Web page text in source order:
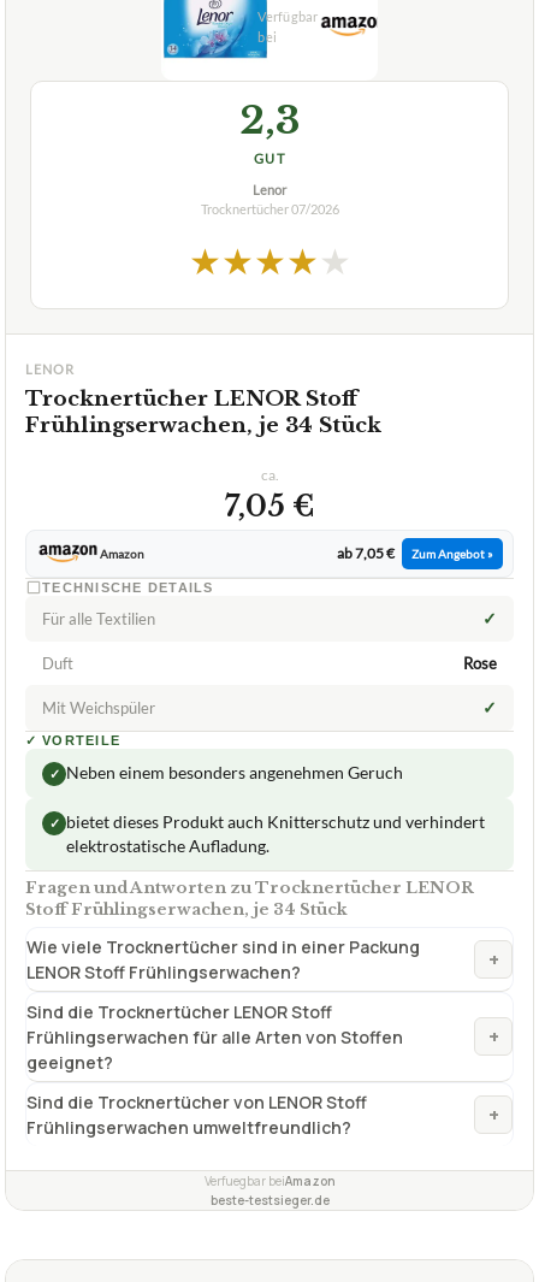
2,3
GUT
Lenor
Trocknertücher07/2026
★★★★★
LENOR
Trocknertücher LENOR Stoff
Frühlingserwachen, je 34 Stück
ca.
7,05 €
Amazon ab 7,05 € Zum Angebot »
TECHNISCHE DETAILS
Für alle Textilien ✓
Duft Rose
Mit Weichspüler ✓
✓ VORTEILE
✓ Neben einem besonders angenehmen Geruch
✓ bietet dieses Produkt auch Knitterschutz und verhindert
elektrostatische Aufladung.
Fragen und Antworten zu Trocknertücher LENOR
Stoff Frühlingserwachen, je 34 Stück
Wie viele Trocknertücher sind in einer Packung
LENOR Stoff Frühlingserwachen?
+
Sind die Trocknertücher LENOR Stoff
Frühlingserwachen für alle Arten von Stoffen
geeignet?
+
Sind die Trocknertücher von LENOR Stoff
Frühlingserwachen umweltfreundlich?
+
Verfuegbar beiAmazon
beste-testsieger.de